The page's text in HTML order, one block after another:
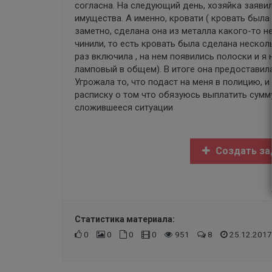
согласна. На следующий день, хозяйка
имущества. А именно, кровати ( кровать
заметно, сделана она из металла какого-то
чинили, то есть кровать была сделана
раз включила , на нем появились полоски и я
ламповый в общем). В итоге она
Угрожала то, что подаст на меня в полицию,
расписку о том что обязуюсь выплатить
сложившееся ситуации
Создать
Статистика материала:
0
0 0 0 951 8